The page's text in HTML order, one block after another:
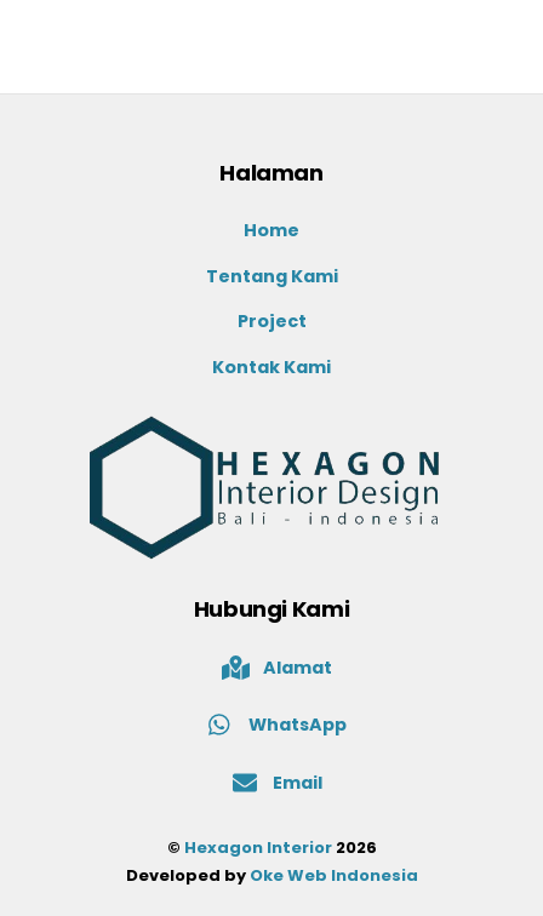
Halaman
Home
Tentang Kami
Project
Kontak Kami
Hubungi Kami
Alamat
WhatsApp
Email
© Hexagon Interior2026
Developed by Oke Web Indonesia